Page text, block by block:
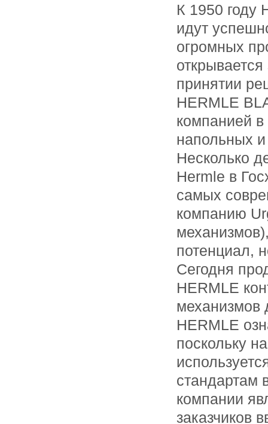
К 1950 году
идут
огромных
принятии
HERMLE
компанией
напольных
Несколько
Hermle в
самых
компанию
потенциал,
Сегодня
HERMLE
механизмов
HERMLE
поскольку
стандартам
компании
заказчиков